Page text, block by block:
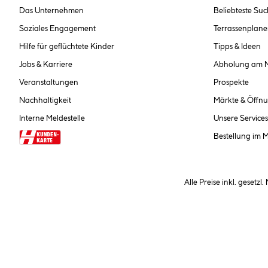
Das Unternehmen
Soziales Engagement
Hilfe für geflüchtete Kinder
Jobs & Karriere
Veranstaltungen
Nachhaltigkeit
Interne Meldestelle
Beliebteste
Tipps & Ideen
Abholung am
Prospekte
Märkte &
Unsere Services
Bestellung im
Alle Preise inkl. gesetzl.